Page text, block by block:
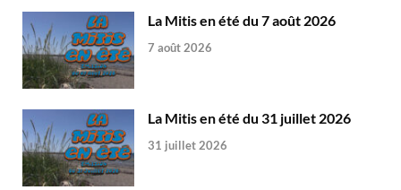
La Mitis en été du 7 août 2026
7 août 2026
La Mitis en été du 31 juillet 2026
31 juillet 2026